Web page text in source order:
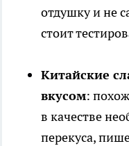
отдушку и не
стоит
Китайские
вкусом:
в качестве
перекуса,